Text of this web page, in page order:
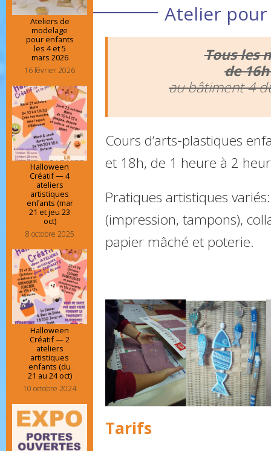
Atelier
Tous les
de
au bâtiment 4
Cours d’arts-plastiques
et 18h, de 1 heure à 2
Pratiques artistiques
(impression, tampons),
papier mâché et poterie.
Tarifs
Ateliers de
modelage
pour enfants
les 4 et 5
mars 2026
16 février 2026
Halloween
Créatif — 4
ateliers
artistiques
enfants (mar
21 et jeu 23
oct)
8 octobre 2025
Halloween
Créatif — 2
ateliers
artistiques
enfants (du
21 au 24 oct)
10 octobre 2024